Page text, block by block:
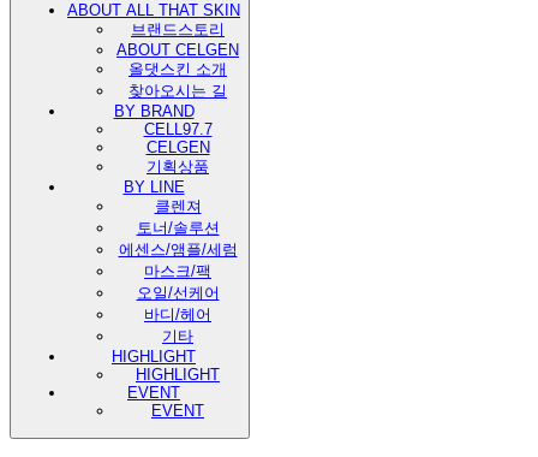
ABOUT ALL THAT SKIN
브랜드스토리
ABOUT CELGEN
올댓스킨 소개
찾아오시는 길
BY BRAND
CELL97.7
CELGEN
기획상품
BY LINE
클렌져
토너/솔루션
에센스/앰플/세럼
마스크/팩
오일/선케어
바디/헤어
기타
HIGHLIGHT
HIGHLIGHT
EVENT
EVENT